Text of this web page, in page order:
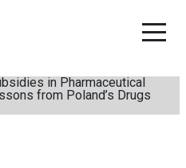
in Pharmaceutical
from Poland’s Drugs